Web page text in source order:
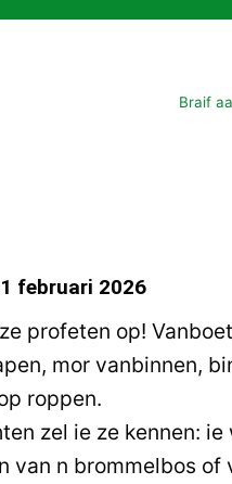
Braif
februari 2026
profeten op!
mor vanbinnen,
roppen.
zel ie ze kennen: ie
van n brommelbos of